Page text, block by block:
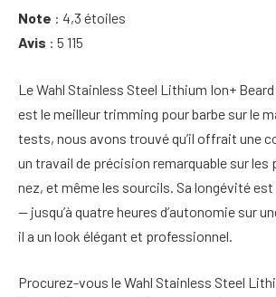
Note : 4,3 étoiles
Avis : 5 115
Le Wahl Stainless Steel Lithium Ion+
est le meilleur trimming pour barbe sur le
tests, nous avons trouvé qu’il offrait une
un travail de précision remarquable sur les
nez, et même les sourcils. Sa longévité
— jusqu’à quatre heures d’autonomie sur
il a un look élégant et professionnel.
Procurez-vous le Wahl Stainless Steel